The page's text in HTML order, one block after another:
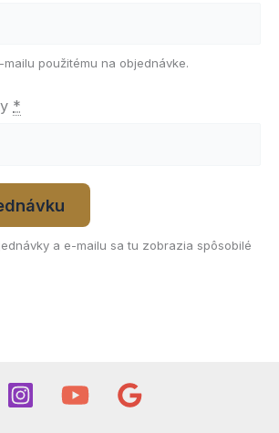
použitému na objednávke.
*
a e-mailu sa tu zobrazia spôsobilé